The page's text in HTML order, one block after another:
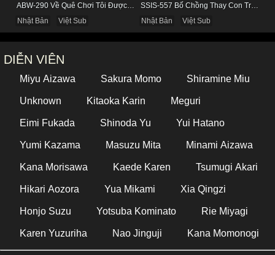
Nhật Bản
Việt Sub
SSIS-557 Bố Chồng Thay Con Trai Bị Liệt Dương Chăm Sóc Con Dâu
Nhật Bản
Việt Sub
DIỄN VIÊN
Miyu Aizawa Sakura Momo Shiramine Miu
Unknown Kitaoka Karin Meguri
Eimi Fukada Shinoda Yu Yui Hatano
Yumi Kazama Masuzu Mita Minami Aizawa
Kana Morisawa Kaede Karen Tsumugi Akari
Hikari Aozora Yua Mikami Xia Qingzi
Honjo Suzu Yotsuba Kominato Rie Miyagi
Karen Yuzuriha Nao Jinguji Kana Momonogi